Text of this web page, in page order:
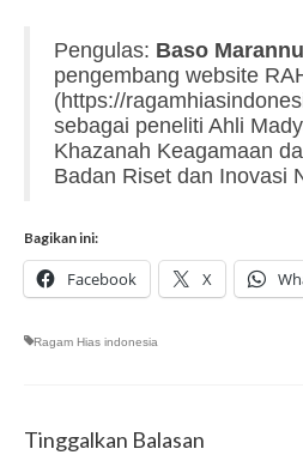
Pengulas: Baso Marannu
pengembang website
(https://
sebagai peneliti Ahli
Khazanah Keagamaan
Badan Riset dan Inovasi
Bagikan ini:
Facebook X
Ragam Hias indonesia
Tinggalkan Balasan